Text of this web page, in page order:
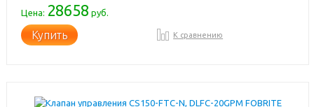
Цена: 28658 руб.
Купить К сравнению